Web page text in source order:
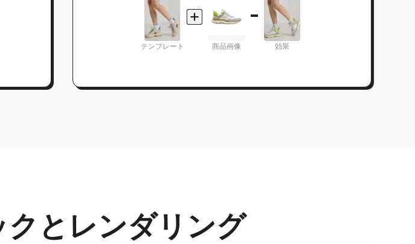
テンプレート 商品画像 効果
とレンダリング